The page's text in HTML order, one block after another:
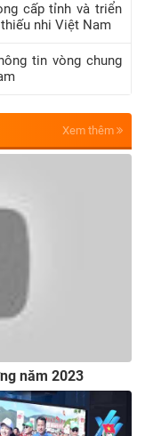
cấp tỉnh và triển
nhi Việt Nam
tin vòng chung
Xem thêm
năm 2023